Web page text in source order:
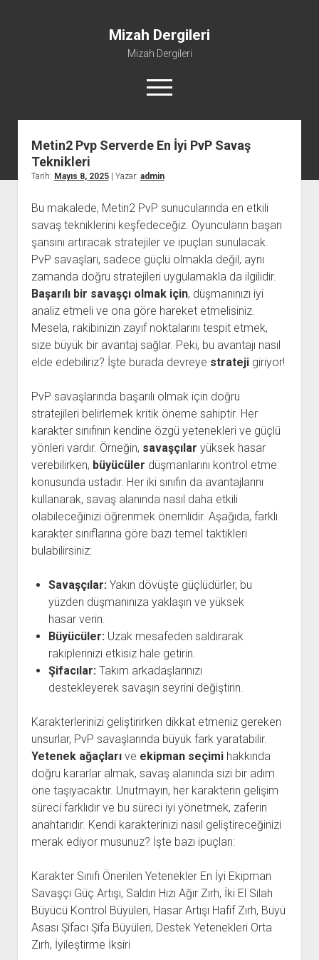
Mizah Dergileri
Mizah Dergileri
menüyü
aç
Metin2 Pvp Serverde En İyi PvP Savaş
Teknikleri
Tarih: Mayıs 8, 2025| Yazar: admin
Bu makalede, Metin2 PvP sunucularında en etkili
savaş tekniklerini keşfedeceğiz. Oyuncuların başarı
şansını artıracak stratejiler ve ipuçları sunulacak.
PvP savaşları, sadece güçlü olmakla değil, aynı
zamanda doğru stratejileri uygulamakla da ilgilidir.
Başarılı bir savaşçı olmak için, düşmanınızı iyi
analiz etmeli ve ona göre hareket etmelisiniz.
Mesela, rakibinizin zayıf noktalarını tespit etmek,
size büyük bir avantaj sağlar. Peki, bu avantajı nasıl
elde edebiliriz? İşte burada devreye stratejigiriyor!
PvP savaşlarında başarılı olmak için doğru
stratejileri belirlemek kritik öneme sahiptir. Her
karakter sınıfının kendine özgü yetenekleri ve güçlü
yönleri vardır. Örneğin, savaşçılar yüksek hasar
verebilirken, büyücüler düşmanlarını kontrol etme
konusunda ustadır. Her iki sınıfın da avantajlarını
kullanarak, savaş alanında nasıl daha etkili
olabileceğinizi öğrenmek önemlidir. Aşağıda, farklı
karakter sınıflarına göre bazı temel taktikleri
bulabilirsiniz:
Savaşçılar:Yakın dövüşte güçlüdürler, bu
yüzden düşmanınıza yaklaşın ve yüksek
hasar verin.
Büyücüler:Uzak mesafeden saldırarak
rakiplerinizi etkisiz hale getirin.
Şifacılar:Takım arkadaşlarınızı
destekleyerek savaşın seyrini değiştirin.
Karakterlerinizi geliştirirken dikkat etmeniz gereken
unsurlar, PvP savaşlarında büyük fark yaratabilir.
Yetenek ağaçlarıve ekipman seçimihakkında
doğru kararlar almak, savaş alanında sizi bir adım
öne taşıyacaktır. Unutmayın, her karakterin gelişim
süreci farklıdır ve bu süreci iyi yönetmek, zaferin
anahtarıdır. Kendi karakterinizi nasıl geliştireceğinizi
merak ediyor musunuz? İşte bazı ipuçları:
Karakter Sınıfı Önerilen Yetenekler En İyi Ekipman
Savaşçı Güç Artışı, Saldırı Hızı Ağır Zırh, İki El Silah
Büyücü Kontrol Büyüleri, Hasar Artışı Hafif Zırh, Büyü
Asası Şifacı Şifa Büyüleri, Destek Yetenekleri Orta
Zırh, İyileştirme İksiri